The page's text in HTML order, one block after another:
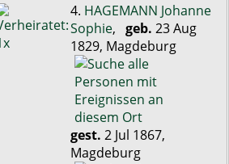
4. HAGEMANN Johanne
Sophie, geb. 23 Aug
1829, Magdeburg
gest. 2 Jul 1867,
Magdeburg